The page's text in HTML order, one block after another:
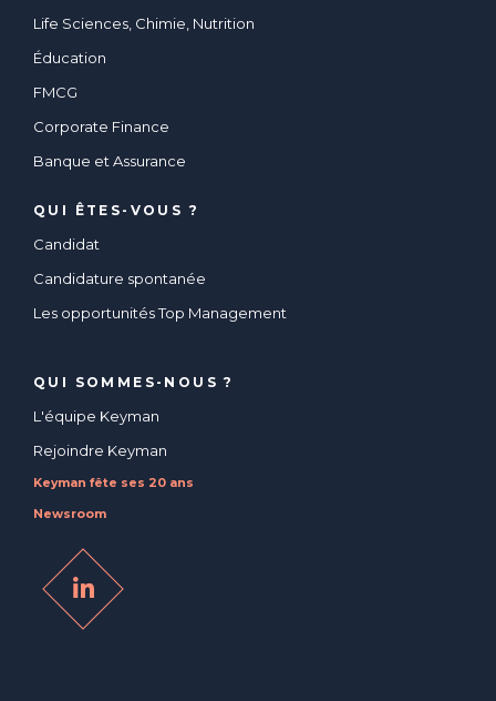
Life Sciences, Chimie, Nutrition
Éducation
FMCG
Corporate Finance
Banque et Assurance
QUI ÊTES-VOUS ?
Candidat
Candidature spontanée
Les opportunités Top Management
QUI SOMMES-NOUS ?
L'équipe Keyman
Rejoindre Keyman
Keyman fête ses 20 ans
Newsroom